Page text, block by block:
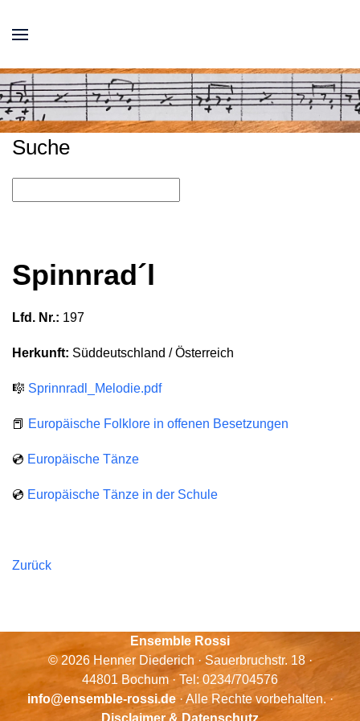
Suche
Spinnrad´l
Lfd. Nr.: 197
Herkunft: Süddeutschland / Österreich
🎼 Sprinnradl_Melodie.pdf
📕 Europäische Folklore in offenen Besetzungen
💿 Europäische Tänze
💿 Europäische Tänze in der Schule
Zurück
Ensemble Rossi
© 2026 Henner Diederich · Sauerbruchstr. 18 ·
44801 Bochum · Tel: 0234/704576
info@ensemble-rossi.de· Alle Rechte vorbehalten. ·
Disclaimer & Datenschutz